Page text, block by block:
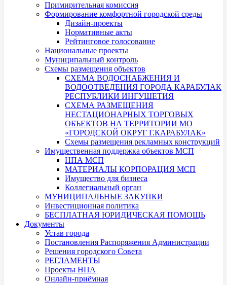
Примирительная комиссия
Формирование комфортной городской среды
Дизайн-проекты
Нормативные акты
Рейтинговое голосование
Национальные проекты
Муниципальный контроль
Схемы размещения объектов
СХЕМА ВОДОСНАБЖЕНИЯ И
ВОДООТВЕДЕНИЯ ГОРОДА КАРАБУЛАК
РЕСПУБЛИКИ ИНГУШЕТИЯ
СХЕМА РАЗМЕЩЕНИЯ
НЕСТАЦИОНАРНЫХ ТОРГОВЫХ
ОБЪЕКТОВ НА ТЕРРИТОРИИ МО
«ГОРОДСКОЙ ОКРУГ Г.КАРАБУЛАК»
Схемы размещения рекламных конструкций
Имущественная поддержка объектов МСП
НПА МСП
МАТЕРИАЛЫ КОРПОРАЦИЯ МСП
Имущество для бизнеса
Коллегиальный орган
МУНИЦИПАЛЬНЫЕ ЗАКУПКИ
Инвестиционная политика
БЕСПЛАТНАЯ ЮРИДИЧЕСКАЯ ПОМОЩЬ
Документы
Устав города
Постановления Распоряжения Администрации
Решения городского Совета
РЕГЛАМЕНТЫ
Проекты НПА
Онлайн-приёмная